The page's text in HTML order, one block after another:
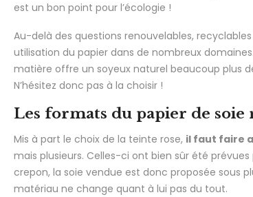
est un bon point pour l’écologie !
Au-delà des questions renouvelables,
utilisation du papier dans de nombreux
matière offre un soyeux naturel beaucoup plus
N’hésitez donc pas à la choisir !
Les formats du papier de soie
Mis à part le choix de la teinte rose, il faut faire
mais plusieurs. Celles-ci ont bien sûr été
crepon, la soie vendue est donc proposée sous
matériau ne change quant à lui pas du tout.